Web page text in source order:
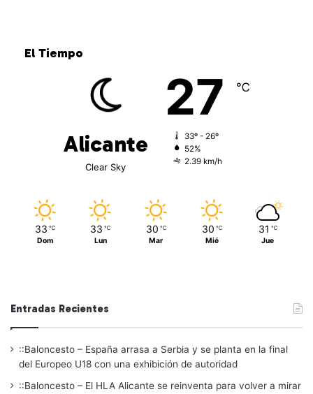
El Tiempo
Alicante
Clear Sky
27 ℃
33º - 26º
52%
2.39 km/h
33 ℃
Dom
33 ℃
Lun
30 ℃
Mar
30 ℃
Mié
31 ℃
Jue
Entradas Recientes
::Baloncesto – España arrasa a Serbia y se planta en la final
del Europeo U18 con una exhibición de autoridad
::Baloncesto – El HLA Alicante se reinventa para volver a mirar